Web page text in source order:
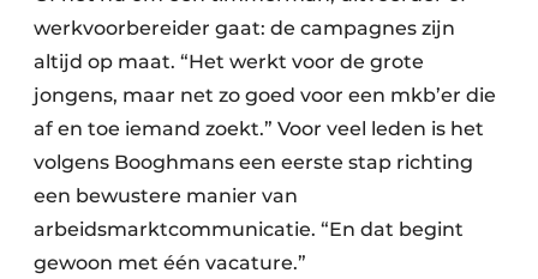
werkvoorbereider gaat: de campagnes zijn
altijd op maat. “Het werkt voor de grote
jongens, maar net zo goed voor een mkb’er die
af en toe iemand zoekt.” Voor veel leden is het
volgens Booghmans een eerste stap richting
een bewustere manier van
arbeidsmarktcommunicatie. “En dat begint
gewoon met één vacature.”